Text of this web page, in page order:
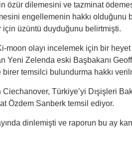
özür dilemesini ve tazminat
engellemenin hakkı olduğunu
için üzüntü duyduğunu belirtmişti.
moon olayı incelemek için bir
Zelenda eski Başbakanı
temsilci bulundurma hakkı
Türkiye’yi Dışişleri
Özdem Sanberk temsil ediyor.
dinlemişti ve raporun bu ay